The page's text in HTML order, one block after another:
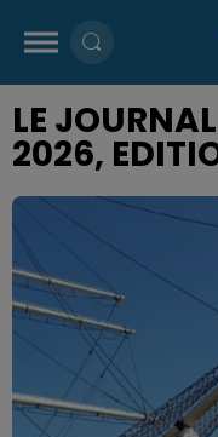
LE
2026,